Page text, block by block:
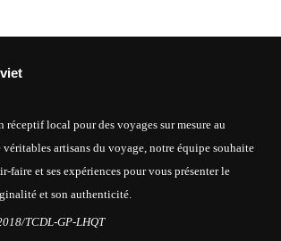
réceptif local pour des voyages sur mesure au
véritables artisans du voyage, notre équipe souhaite
faire et ses expériences pour vous présenter le
et son authenticité.
TCDL-GP-LHQT